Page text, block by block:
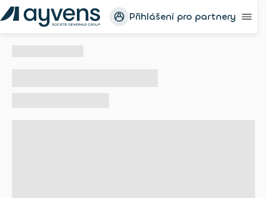
Přihlášení pro partnery